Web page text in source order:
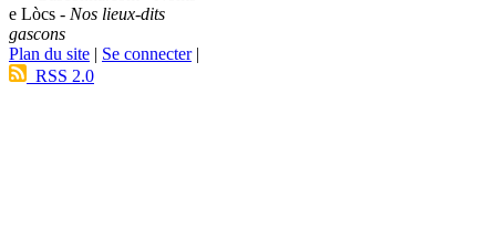
e Lòcs - Nos lieux-dits
gascons
Plan du site | Se connecter|
RSS 2.0